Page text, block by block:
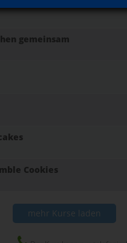
gemeinsam
Cookies
mehr Kurse laden